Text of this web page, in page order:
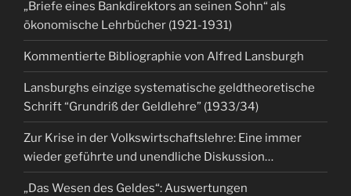
„Briefe eines Bankdirektors an seinen Sohn“ als
ökonomische Lehrbücher (1921-1931)
Kommentierte Bibliographie von Alfred Lansburgh
Lansburghs einzige systematische geldtheoretische
Schrift “Grundriß der Geldlehre” (1933/34)
Zur Krise in der Volkswirtschaftslehre: Eine immer
wieder geführte und unendliche Diskussion…
„Das Wesen des Geldes“: Auswertungen